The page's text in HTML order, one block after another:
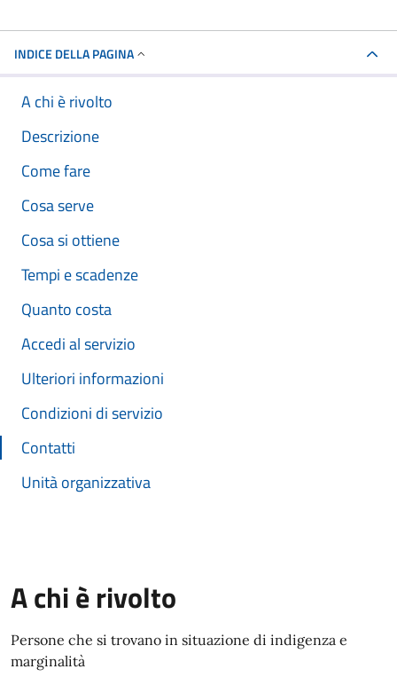
INDICE DELLA PAGINA
A chi è rivolto
Descrizione
Come fare
Cosa serve
Cosa si ottiene
Tempi e scadenze
Quanto costa
Accedi al servizio
Ulteriori informazioni
Condizioni di servizio
Contatti
Unità organizzativa
A chi è rivolto
Persone che si trovano in situazione di indigenza e
marginalità